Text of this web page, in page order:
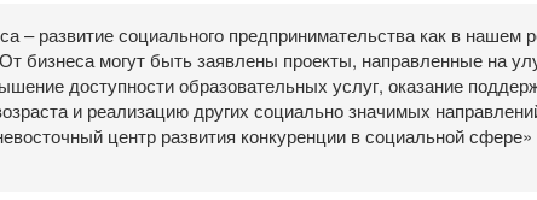
– развитие социального предпринимательства как в нашем
бизнеса могут быть заявлены проекты, направленные на
доступности образовательных услуг, оказание
и реализацию других социально значимых
центр развития конкуренции в социальной